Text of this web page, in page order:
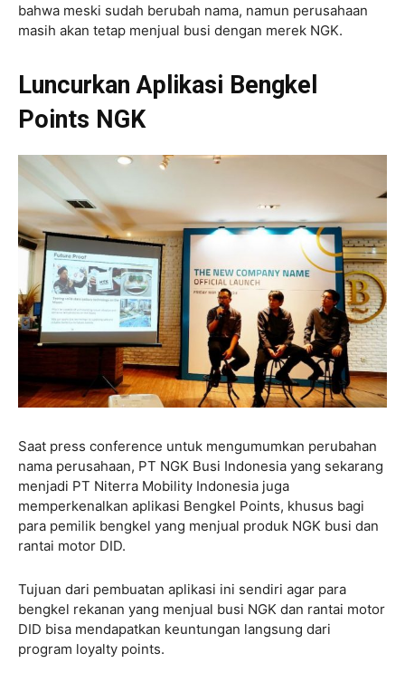
bahwa meski sudah berubah nama, namun perusahaan
masih akan tetap menjual busi dengan merek NGK.
Luncurkan Aplikasi Bengkel
Points NGK
Saat press conference untuk mengumumkan perubahan
nama perusahaan, PT NGK Busi Indonesia yang sekarang
menjadi PT Niterra Mobility Indonesia juga
memperkenalkan aplikasi Bengkel Points, khusus bagi
para pemilik bengkel yang menjual produk NGK busi dan
rantai motor DID.
Tujuan dari pembuatan aplikasi ini sendiri agar para
bengkel rekanan yang menjual busi NGK dan rantai motor
DID bisa mendapatkan keuntungan langsung dari
program loyalty points.